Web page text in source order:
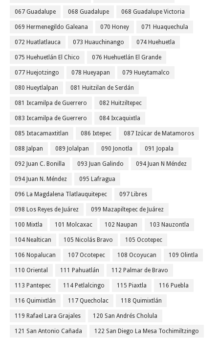
067 Guadalupe 068 Guadalupe 068 Guadalupe Victoria
069 Hermenegildo Galeana 070 Honey 071 Huaquechula
072 Huatlatlauca 073 Huauchinango 074 Huehuetla
075 Huehuetlán El Chico 076 Huehuetlán El Grande
077 Huejotzingo 078 Hueyapan 079 Hueytamalco
080 Hueytlalpan 081 Huitzilan de Serdán
081 Ixcamilpa de Guerrero 082 Huitziltepec
083 Ixcamilpa de Guerrero 084 Ixcaquixtla
085 Ixtacamaxtitlan 086 Ixtepec 087 Izúcar de Matamoros
088 Jalpan 089 Jolalpan 090 Jonotla 091 Jopala
092 Juan C. Bonilla 093 Juan Galindo 094 Juan N Méndez
094 Juan N. Méndez 095 Lafragua
096 La Magdalena Tlatlauquitepec 097 Libres
098 Los Reyes de Juárez 099 Mazapiltepec de Juárez
100 Mixtla 101 Molcaxac 102 Naupan 103 Nauzontla
104 Nealtican 105 Nicolás Bravo 105 Ocotepec
106 Nopalucan 107 Ocotepec 108 Ocoyucan 109 Olintla
110 Oriental 111 Pahuatlán 112 Palmar de Bravo
113 Pantepec 114 Petlalcingo 115 Piaxtla 116 Puebla
116 Quimixtlán 117 Quecholac 118 Quimixtlán
119 Rafael Lara Grajales 120 San Andrés Cholula
121 San Antonio Cañada 122 San Diego La Mesa Tochimiltzingo